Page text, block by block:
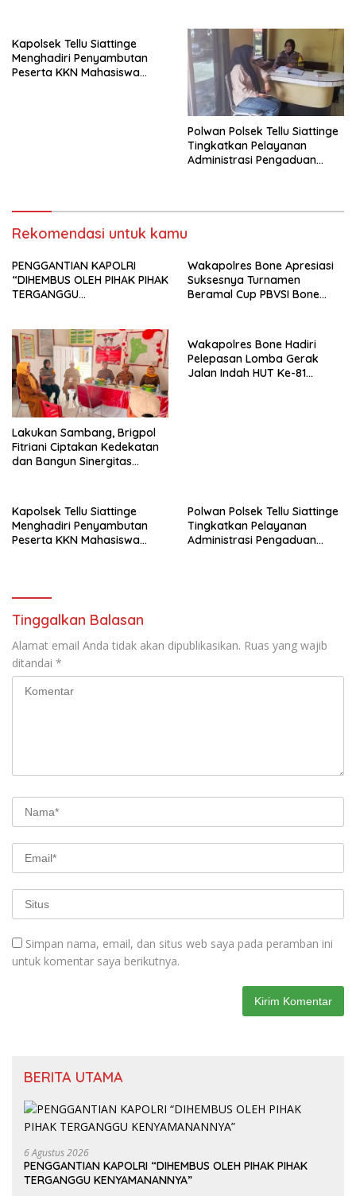
Kapolsek Tellu Siattinge
Menghadiri Penyambutan
Peserta KKN Mahasiswa
Polwan Polsek Tellu Siattinge
Tingkatkan Pelayanan
Administrasi Pengaduan
Rekomendasi untuk kamu
PENGGANTIAN KAPOLRI
“DIHEMBUS OLEH PIHAK PIHAK
TERGANGGU
Wakapolres Bone Apresiasi
Suksesnya Turnamen
Beramal Cup PBVSI Bone
Lakukan Sambang, Brigpol
Fitriani Ciptakan Kedekatan
dan Bangun Sinergitas
Wakapolres Bone Hadiri
Pelepasan Lomba Gerak
Jalan Indah HUT Ke-81
Kapolsek Tellu Siattinge
Menghadiri Penyambutan
Peserta KKN Mahasiswa
Polwan Polsek Tellu Siattinge
Tingkatkan Pelayanan
Administrasi Pengaduan
Tinggalkan Balasan
Alamat email Anda tidak akan dipublikasikan. Ruas yang wajib
ditandai *
Simpan nama, email, dan situs web saya pada peramban ini
untuk komentar saya berikutnya.
BERITA UTAMA
6 Agustus 2026
PENGGANTIAN KAPOLRI “DIHEMBUS OLEH PIHAK PIHAK
TERGANGGU KENYAMANANNYA”